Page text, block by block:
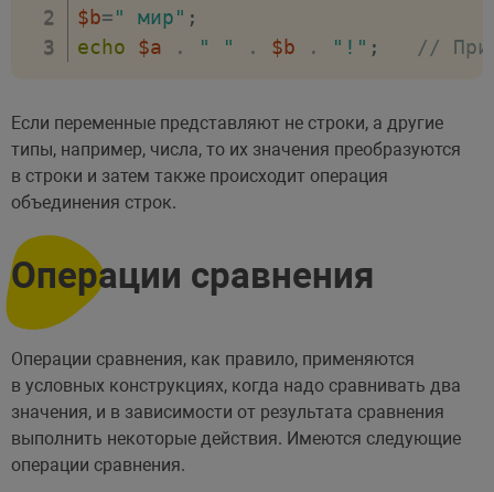
$b=" мир" ;
echo
$a . " " . $b . "!" ; //
Если переменные представляют не строки, а другие
типы, например, числа, то их значения преобразуются
в строки и затем также происходит операция
объединения строк.
Операции сравнения
Операции сравнения, как правило, применяются
в условных конструкциях, когда надо сравнивать два
значения, и в зависимости от результата сравнения
выполнить некоторые действия. Имеются следующие
операции сравнения.